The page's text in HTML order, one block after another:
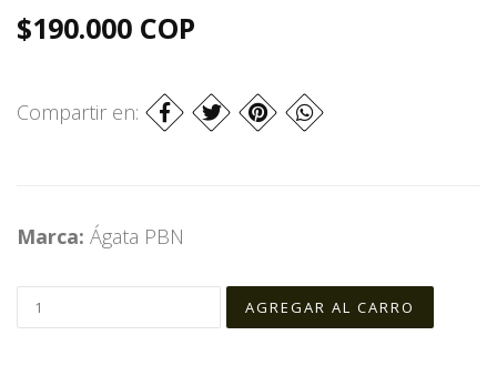
$190.000 COP
Compartir en:
Marca: Ágata PBN